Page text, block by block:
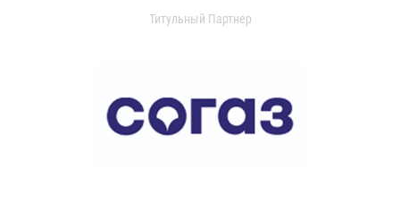
Титульный Партнер